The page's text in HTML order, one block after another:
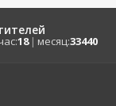
18 | месяц:33440